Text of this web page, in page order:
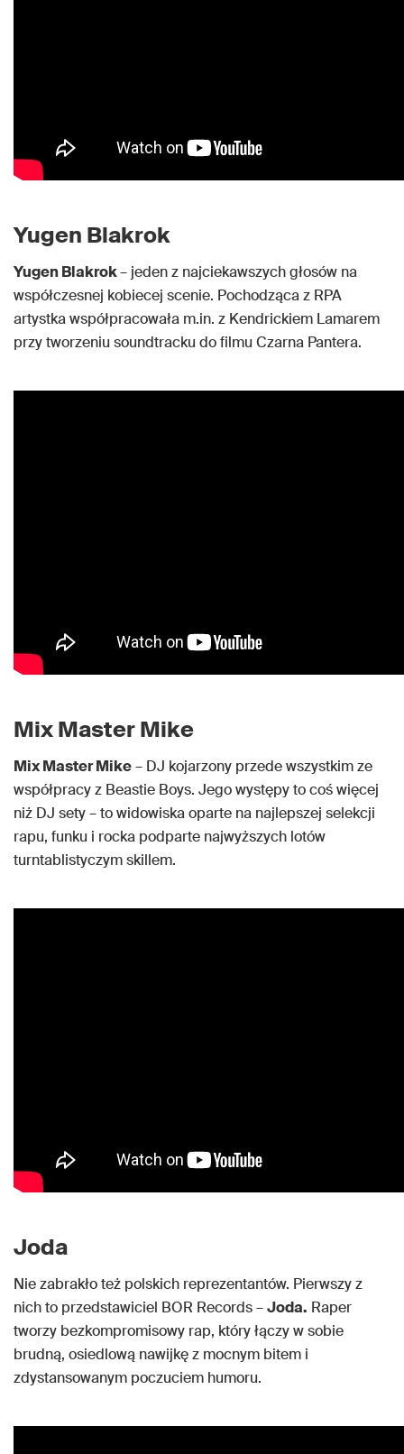
Yugen Blakrok
Yugen Blakrok– jeden z najciekawszych głosów na
współczesnej kobiecej scenie. Pochodząca z RPA
artystka współpracowała m.in. z Kendrickiem Lamarem
przy tworzeniu soundtracku do filmu Czarna Pantera.
Mix Master Mike
Mix Master Mike– DJ kojarzony przede wszystkim ze
współpracy z Beastie Boys. Jego występy to coś więcej
niż DJ sety – to widowiska oparte na najlepszej selekcji
rapu, funku i rocka podparte najwyższych lotów
turntablistyczym skillem.
Joda
Nie zabrakło też polskich reprezentantów. Pierwszy z
nich to przedstawiciel BOR Records –Joda. Raper
tworzy bezkompromisowy rap, który łączy w sobie
brudną, osiedlową nawijkę z mocnym bitem i
zdystansowanym poczuciem humoru.